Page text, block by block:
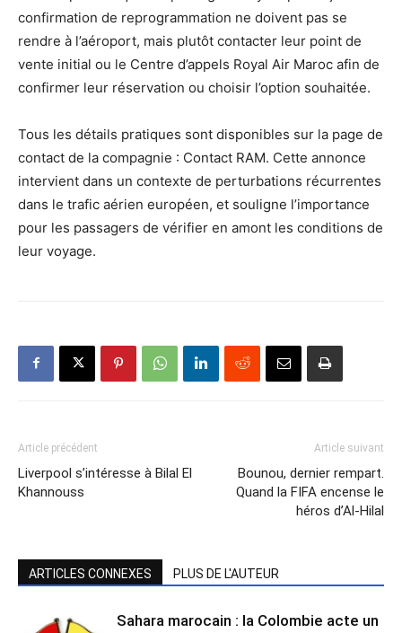
confirmation de reprogrammation ne doivent pas se
rendre à l’aéroport, mais plutôt contacter leur point de
vente initial ou le Centre d’appels Royal Air Maroc afin de
confirmer leur réservation ou choisir l’option souhaitée.
Tous les détails pratiques sont disponibles sur la page de
contact de la compagnie : Contact RAM. Cette annonce
intervient dans un contexte de perturbations récurrentes
dans le trafic aérien européen, et souligne l’importance
pour les passagers de vérifier en amont les conditions de
leur voyage.
Article précédent
Liverpool s’intéresse à Bilal El
Khannouss
Article suivant
Bounou, dernier rempart.
Quand la FIFA encense le
héros d’Al-Hilal
ARTICLES CONNEXES PLUS DE L'AUTEUR
Sahara marocain : la Colombie acte un